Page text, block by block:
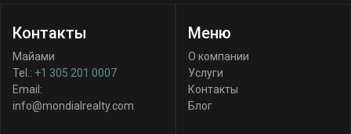
Контакты
Майами
Tel.: +1 305 201 0007
Email:
info@mondialrealty.com
Меню
О компании
Услуги
Контакты
Блог